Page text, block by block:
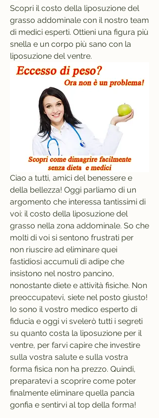
Scopri il costo della liposuzione del
grasso addominale con il nostro team
di medici esperti. Ottieni una figura più
snella e un corpo più sano con la
liposuzione del ventre.
Ciao a tutti, amici del benessere e
della bellezza! Oggi parliamo di un
argomento che interessa tantissimi di
voi: il costo della liposuzione del
grasso nella zona addominale. So che
molti di voi si sentono frustrati per
non riuscire ad eliminare quei
fastidiosi accumuli di adipe che
insistono nel nostro pancino,
nonostante diete e attività fisiche. Non
preoccupatevi, siete nel posto giusto!
Io sono il vostro medico esperto di
fiducia e oggi vi svelerò tutti i segreti
su quanto costa la liposuzione per il
ventre, per farvi capire che investire
sulla vostra salute e sulla vostra
forma fisica non ha prezzo. Quindi,
preparatevi a scoprire come poter
finalmente eliminare quella pancia
gonfia e sentirvi al top della forma!